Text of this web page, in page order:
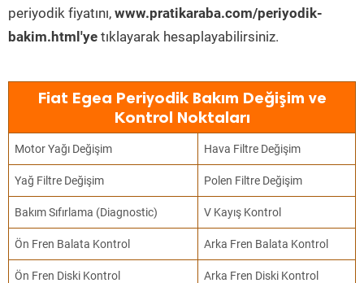
periyodik fiyatını, www.pratikaraba.com/periyodik-
bakim.html'ye tıklayarak hesaplayabilirsiniz.
Fiat Egea Periyodik Bakım Değişim ve
Kontrol Noktaları
Motor Yağı Değişim Hava Filtre Değişim
Yağ Filtre Değişim Polen Filtre Değişim
Bakım Sıfırlama (Diagnostic) V Kayış Kontrol
Ön Fren Balata Kontrol Arka Fren Balata Kontrol
Ön Fren Diski Kontrol Arka Fren Diski Kontrol